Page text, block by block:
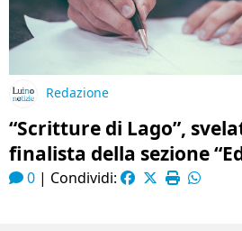
Redazione
“Scritture di Lago”,
finalista della sezione
0 | Condividi: